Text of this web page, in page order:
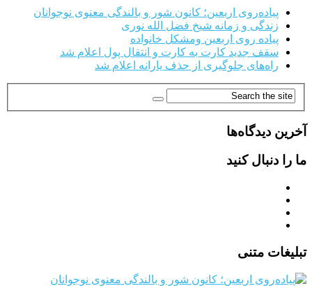
پیاده‌روی اربعین؛ کانون شور و بالندگی معنوی نوجوانان
زندگی و زمانه شیخ فضل الله نوری
پیاده روی اربعین ومشکل خانواده
سقف جدید کارت به کارت و انتقال پول اعلام شد
راه‌های جلوگیری از حذف یارانه اعلام شد
آخرین دیدگاه‌ها
ما را دنبال کنید
تبلیغات متنی